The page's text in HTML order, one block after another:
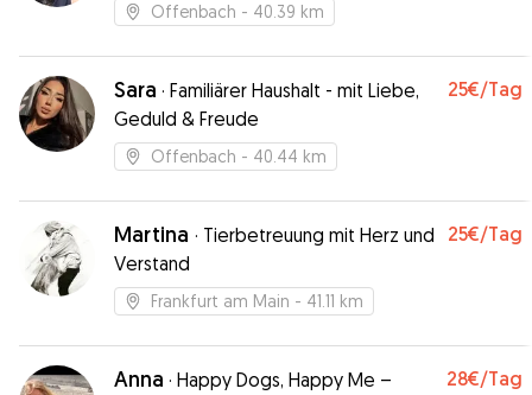
Offenbach - 40.39 km
Sara · Familiärer Haushalt - mit Liebe,
Geduld & Freude
25€/Tag
Offenbach - 40.44 km
Martina · Tierbetreuung mit Herz und
Verstand
25€/Tag
Frankfurt am Main - 41.11 km
Anna · Happy Dogs, Happy Me –
28€/Tag